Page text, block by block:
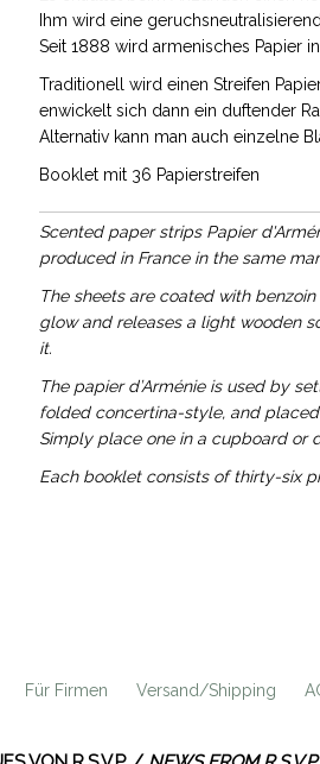
Ihm wird eine
Seit 1888 wird armenisches Papier
Traditionell wird einen Streifen
enwickelt sich dann ein duftender
Alternativ kann man auch einzelne
Booklet mit 36 Papierstreifen
Scented paper strips Papier
produced in France in the same
The sheets are coated with
glow and releases a light wooden
it.
The papier d’Arménie is used by
folded concertina-style, and
Simply place one in a cupboard or
Each booklet consists of thirty-six
Für Firmen Versand/Shipping